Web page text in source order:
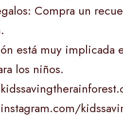
Compra un
está muy
los niños.